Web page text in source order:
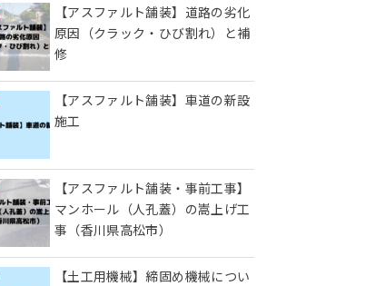
【アスファルト舗装】道路の劣化
原因（クラック・ひび割れ）と補
修
【アスファルト舗装】車道の新設
施工
【アスファルト舗装・事前工事】
マンホール（人孔蓋）の嵩上げ工
事（香川県高松市）
【土工用機械】締固め機械につい